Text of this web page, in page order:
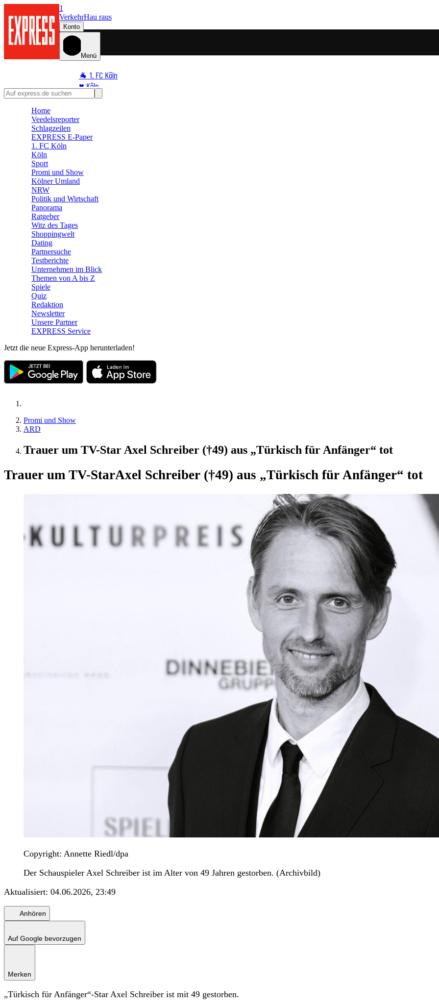
1
VerkehrHau raus
Konto
Menü
🐐 1. FC Köln
♥️ Köln
⭐ Promi
🛒 Shoppingwelt
🧩 Spiele
Home
Veedelsreporter
Schlagzeilen
EXPRESS E-Paper
1. FC Köln
Köln
Sport
Promi und Show
Kölner Umland
NRW
Politik und Wirtschaft
Panorama
Ratgeber
Witz des Tages
Shoppingwelt
Dating
Partnersuche
Testberichte
Unternehmen im Blick
Themen von A bis Z
Spiele
Quiz
Redaktion
Newsletter
Unsere Partner
EXPRESS Service
Jetzt die neue Express-App herunterladen!
Promi und Show
ARD
Trauer um TV-Star Axel Schreiber (†49) aus „Türkisch für Anfänger“ tot
Trauer um TV-StarAxel Schreiber (†49) aus „Türkisch für Anfänger“ tot
Copyright: Annette Riedl/dpa
Der Schauspieler Axel Schreiber ist im Alter von 49 Jahren gestorben. (Archivbild)
Aktualisiert: 04.06.2026, 23:49
Anhören
Auf Google bevorzugen
Merken
„Türkisch für Anfänger“-Star Axel Schreiber ist mit 49 gestorben.